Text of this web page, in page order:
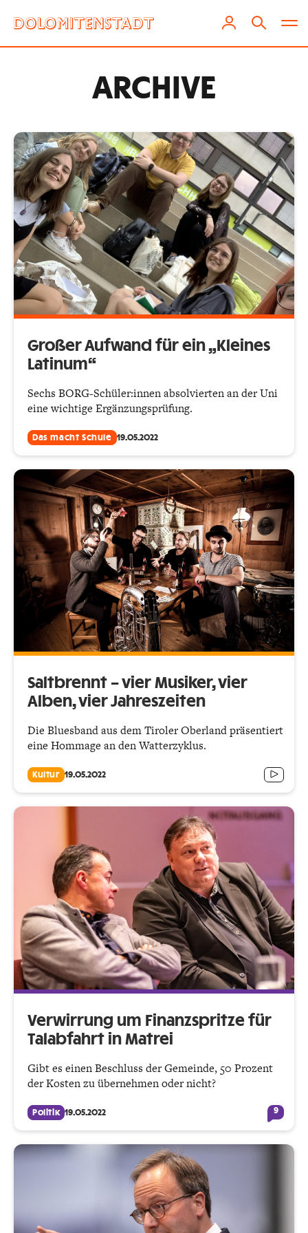
ARCHIVE
Großer Aufwand für ein „Kleines
Latinum“
Sechs BORG-Schüler:innen absolvierten an der Uni
eine wichtige Ergänzungsprüfung.
Das macht Schule 19.05.2022
Saltbrennt – vier Musiker, vier
Alben, vier Jahreszeiten
Die Bluesband aus dem Tiroler Oberland präsentiert
eine Hommage an den Watterzyklus.
Kultur 19.05.2022
Verwirrung um Finanzspritze für
Talabfahrt in Matrei
Gibt es einen Beschluss der Gemeinde, 50 Prozent
der Kosten zu übernehmen oder nicht?
Politik 19.05.2022 9